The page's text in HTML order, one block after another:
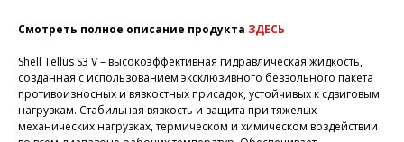
Смотреть полное описание продукта ЗДЕСЬ
Shell Tellus S3 V – высокоэффективная гидравлическая жидкость,
созданная с использованием эксклюзивного беззольного пакета
противоизносных и вязкостных присадок, устойчивых к сдвиговым
нагрузкам. Стабильная вязкость и защита при тяжелых
механических нагрузках, термическом и химическом воздействии